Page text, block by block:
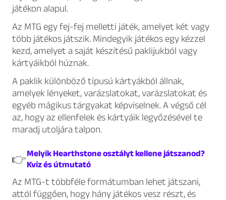
játékon alapul.
Az MTG egy fej-fej melletti játék, amelyet két vagy
több játékos játszik. Mindegyik játékos egy kézzel
kezd, amelyet a saját készítésű paklijukból vagy
kártyáikból húznak.
A paklik különböző típusú kártyákból állnak,
amelyek lényeket, varázslatokat, varázslatokat és
egyéb mágikus tárgyakat képviselnek. A végső cél
az, hogy az ellenfelek és kártyáik legyőzésével te
maradj utoljára talpon.
👉 Melyik Hearthstone osztályt kellene játszanod?
Kvíz és útmutató
Az MTG-t többféle formátumban lehet játszani,
attól függően, hogy hány játékos vesz részt, és